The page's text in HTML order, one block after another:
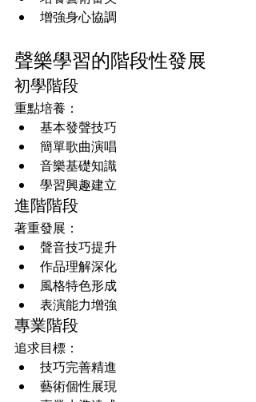
增強身心協調
聲樂學習的階段性發展
初學階段
重點培養：
基本發聲技巧
簡單歌曲演唱
音樂基礎知識
學習興趣建立
進階階段
著重發展：
聲音技巧提升
作品理解深化
風格特色形成
表演能力增強
專業階段
追求目標：
技巧完善精進
藝術個性展現